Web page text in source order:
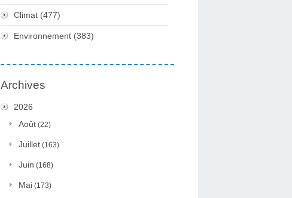
Climat (477)
Environnement (383)
Archives
2026
Août (22)
Juillet (163)
Juin (168)
Mai (173)